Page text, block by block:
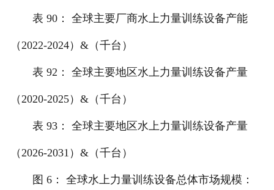
表 90： 全球主要厂商水上力量训练设备产能
（2022-2024）&（千台）
表 92： 全球主要地区水上力量训练设备产量
（2020-2025）&（千台）
表 93： 全球主要地区水上力量训练设备产量
（2026-2031）&（千台）
图 6： 全球水上力量训练设备总体市场规模：